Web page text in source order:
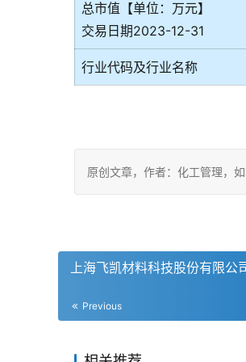
总市值【单位：万元】
交易日期2023-12-31
行业代码及行业名称
原创文章，作者：化工管理，
上海飞凯材料科技股份有限公
Previous